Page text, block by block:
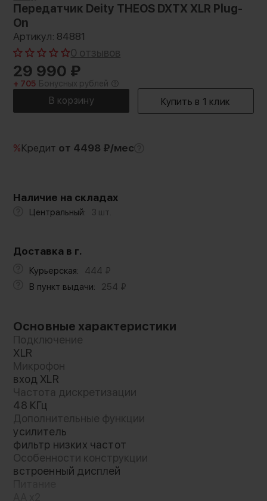
Передатчик Deity THEOS DXTX XLR Plug-
On
Артикул: 84881
0 отзывов
29 990 ₽
+ 705 Бонусных рублей
%Кредит от 4498 ₽/мес
Наличие на складах
Центральный: 3 шт.
Доставка в г.
Курьерская: 444 ₽
В пункт выдачи:
254 ₽
Основные характеристики
Подключение
XLR
Микрофон
вход XLR
Частота дискретизации
48 КГц
Дополнительные функции
усилитель
фильтр низких частот
Особенности конструкции
встроенный дисплей